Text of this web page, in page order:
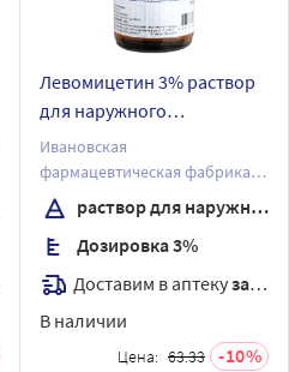
Левомицетин 3% раствор
для наружного
применения 25 мл
Ивановская
фармацевтическая фабрика
ОАО
раствор для наружного применения
Дозировка 3%
Доставим в аптекузавтра
В наличии
Цена: 63.33 10